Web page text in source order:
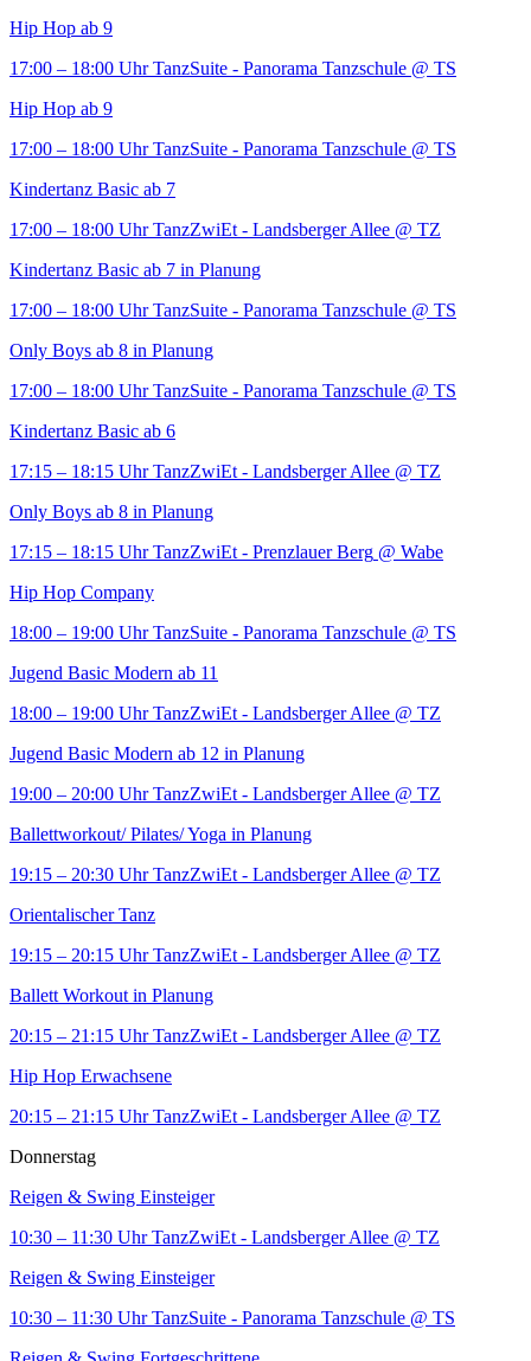
Hip Hop ab 9
17:00 – 18:00 Uhr TanzSuite - Panorama Tanzschule @ TS
Hip Hop ab 9
17:00 – 18:00 Uhr TanzSuite - Panorama Tanzschule @ TS
Kindertanz Basic ab 7
17:00 – 18:00 Uhr TanzZwiEt - Landsberger Allee @ TZ
Kindertanz Basic ab 7 in Planung
17:00 – 18:00 Uhr TanzSuite - Panorama Tanzschule @ TS
Only Boys ab 8 in Planung
17:00 – 18:00 Uhr TanzSuite - Panorama Tanzschule @ TS
Kindertanz Basic ab 6
17:15 – 18:15 Uhr TanzZwiEt - Landsberger Allee @ TZ
Only Boys ab 8 in Planung
17:15 – 18:15 Uhr TanzZwiEt - Prenzlauer Berg @ Wabe
Hip Hop Company
18:00 – 19:00 Uhr TanzSuite - Panorama Tanzschule @ TS
Jugend Basic Modern ab 11
18:00 – 19:00 Uhr TanzZwiEt - Landsberger Allee @ TZ
Jugend Basic Modern ab 12 in Planung
19:00 – 20:00 Uhr TanzZwiEt - Landsberger Allee @ TZ
Ballettworkout/ Pilates/ Yoga in Planung
19:15 – 20:30 Uhr TanzZwiEt - Landsberger Allee @ TZ
Orientalischer Tanz
19:15 – 20:15 Uhr TanzZwiEt - Landsberger Allee @ TZ
Ballett Workout in Planung
20:15 – 21:15 Uhr TanzZwiEt - Landsberger Allee @ TZ
Hip Hop Erwachsene
20:15 – 21:15 Uhr TanzZwiEt - Landsberger Allee @ TZ
Donnerstag
Reigen & Swing Einsteiger
10:30 – 11:30 Uhr TanzZwiEt - Landsberger Allee @ TZ
Reigen & Swing Einsteiger
10:30 – 11:30 Uhr TanzSuite - Panorama Tanzschule @ TS